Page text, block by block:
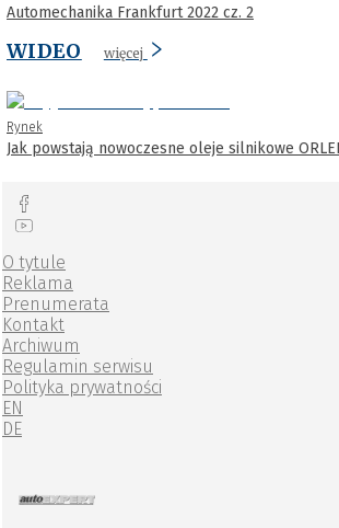
Automechanika Frankfurt 2022 cz. 2
WIDEO więcej
Rynek
Jak powstają nowoczesne oleje silnikowe
O tytule
Reklama
Prenumerata
Kontakt
Archiwum
Regulamin serwisu
Polityka prywatności
EN
DE